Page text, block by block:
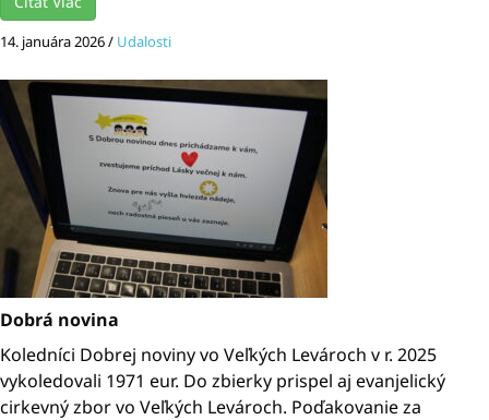
14. januára 2026/ Udalosti
Dobrá novina
Koledníci Dobrej noviny vo Veľkých Levároch v r. 2025
vykoledovali 1971 eur. Do zbierky prispel aj evanjelický
cirkevný zbor vo Veľkých Levároch. Poďakovanie za